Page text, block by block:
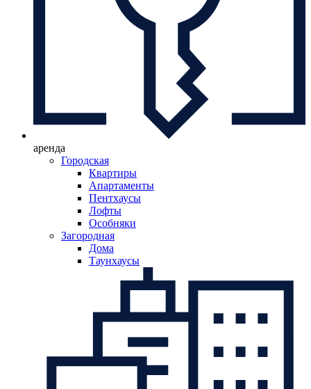
аренда
Городская
Квартиры
Апартаменты
Пентхаусы
Лофты
Особняки
Загородная
Дома
Таунхаусы